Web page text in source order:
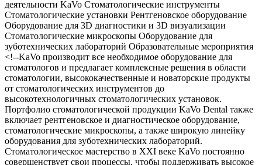
деятельности KaVo Стоматологические инструменты
Стоматологические установки Рентгеновское оборудование
Оборудование для 3D диагностики и 3D визуализации
Стоматологические микроскопы Оборудование для
зуботехнических лабораторий Образовательные мероприятия
<!--KaVo производит все необходимое оборудование для
стоматологов и предлагает комплексные решения в области
стоматологии, высококачественные и новаторские продукты
от стоматологических инструментов до
высокотехнологичных стоматологических установок.
Портфолио стоматологической продукции KaVo Dental также
включает рентгеновское и диагностическое оборудование,
стоматологические микроскопы, а также широкую линейку
оборудования для зуботехнических лабораторий.
Стоматологическое мастерство в XXI веке KaVo постоянно
совершенствует свои процессы, чтобы поддерживать высокое